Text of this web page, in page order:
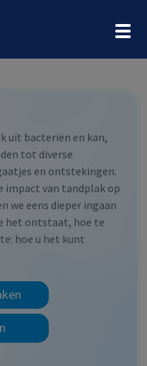
uit bacteriën en kan,
tot diverse
en ontstekingen.
impact van tandplak op
we eens dieper ingaan
het ontstaat, hoe te
hoe u het kunt